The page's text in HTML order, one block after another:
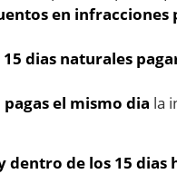
en
15 dias naturales
pagas el mismo dia la
dentro de los 15 dias